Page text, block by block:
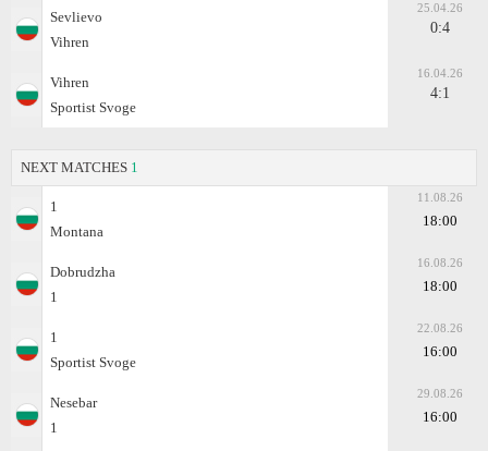
Sevlievo
Vihren
25.04.26
0:4
Vihren
Sportist Svoge
16.04.26
4:1
NEXT MATCHES 1
1
Montana
11.08.26
18:00
Dobrudzha
1
16.08.26
18:00
1
Sportist Svoge
22.08.26
16:00
Nesebar
1
29.08.26
16:00